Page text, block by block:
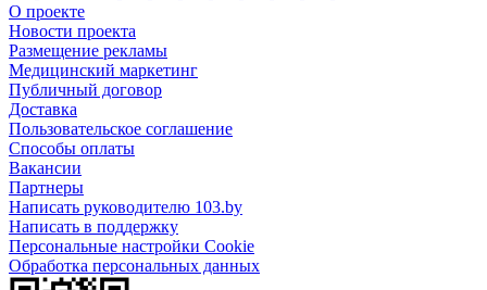
О проекте
Новости проекта
Размещение рекламы
Медицинский маркетинг
Публичный договор
Доставка
Пользовательское соглашение
Способы оплаты
Вакансии
Партнеры
Написать руководителю 103.by
Написать в поддержку
Персональные настройки Cookie
Обработка персональных данных